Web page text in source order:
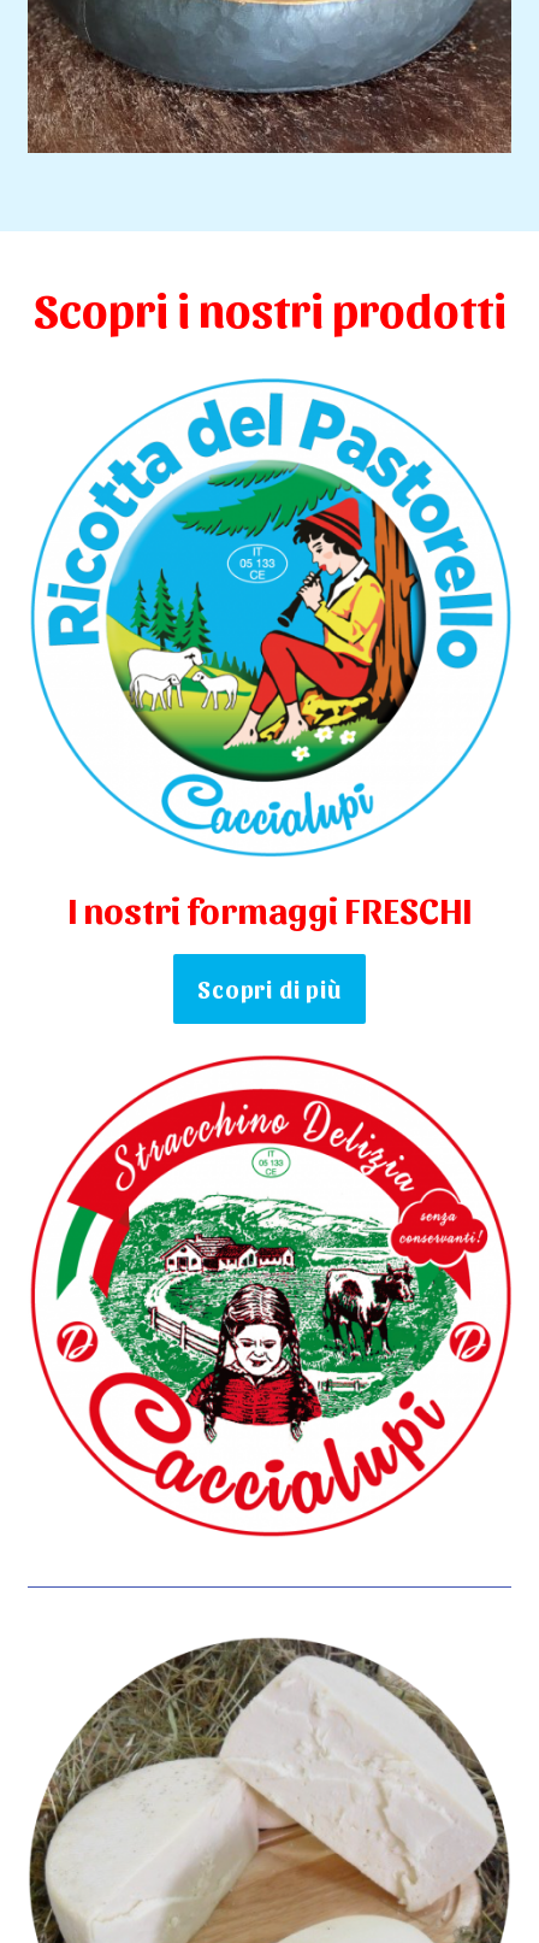
Scopri i nostri prodotti
I nostri formaggi FRESCHI
Scopri di più